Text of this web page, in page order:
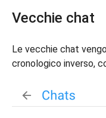
Vecchie chat
Le vecchie chat
cronologico inverso,